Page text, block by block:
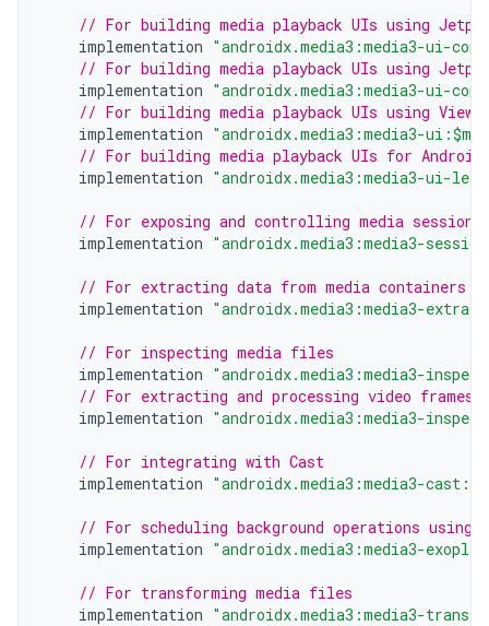
// For building media playback UIs using
implementation "androidx.media3:media3-ui-
// For building media playback UIs using
implementation "androidx.media3:media3-ui-
// For building media playback UIs using Views
implementation "androidx.media3:media3-
// For building media playback UIs for
implementation "androidx.media3:media3-ui-
// For exposing and controlling media sessions
implementation "androidx.media3:media3-
// For extracting data from media containers
implementation "androidx.media3:media3-
// For inspecting media files
implementation "androidx.media3:media3-
// For extracting and processing video frames
implementation "androidx.media3:media3-
// For integrating with Cast
implementation "androidx.media3:media3-
// For scheduling background operations using
implementation "androidx.media3:media3-
// For transforming media files
implementation "androidx.media3:media3-